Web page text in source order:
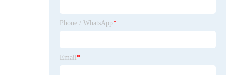
Phone / WhatsApp*
Email *